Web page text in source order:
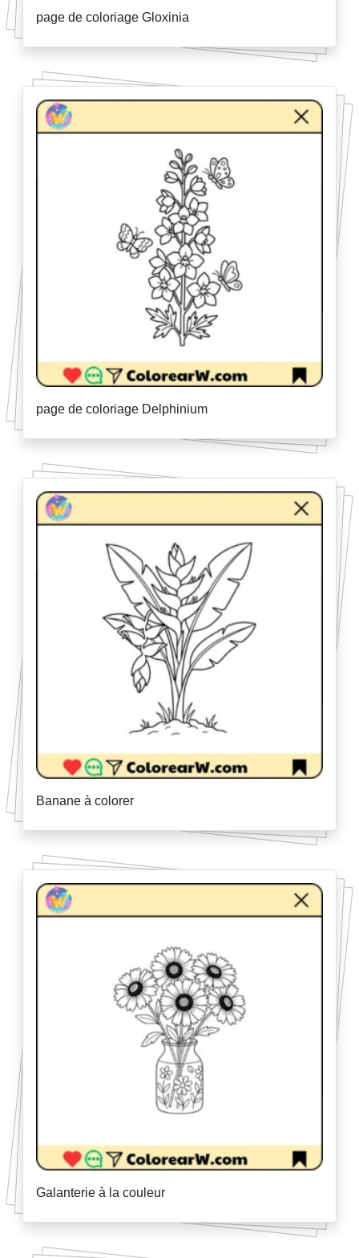
page de coloriage Gloxinia
page de coloriage Delphinium
Banane à colorer
Galanterie à la couleur